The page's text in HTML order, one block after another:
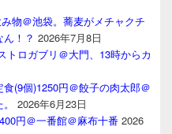
物＠池袋。蕎麦がメチャクチ
！？ 2026年7月8日
トロガブリ＠大門、13時からカ
(9個)1250円＠餃子の肉太郎＠
2026年6月23日
円＠一番館＠麻布十番 2026